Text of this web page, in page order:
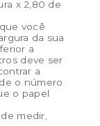
x 2,80 de
você
da sua
a
deve ser
a
o número
o papel
medir,